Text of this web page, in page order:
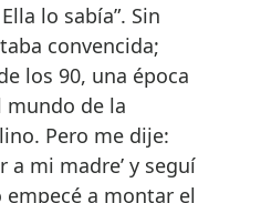
lo sabía”. Sin
convencida;
los 90, una época
mundo de la
Pero me dije:
a mi madre’ y seguí
empecé a montar el